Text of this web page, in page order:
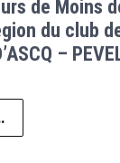
de Moins
du club
–